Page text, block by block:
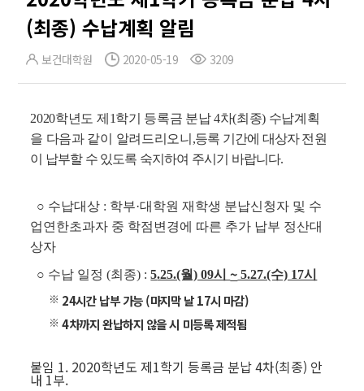
(최종) 수납계획 알림
보건대학원 2020-05-19 3209
2020학년도 제1학기 등록금 분납 4차(최종) 수납계획
을 다음과 같이 알려드리오니,등록 기간에 대상자 전원
이 납부할 수 있도록 숙지하여 주시기 바랍니다.
○ 수납대상 : 학부·대학원 재학생 분납신청자 및 수
업연한초과자 중 학점변경에 따른 추가 납부 정산대
상자
○ 수납 일정 (최종) :5.25.(월) 09시~ 5.27.(수) 17시
※ 24시간 납부 가능 (마지막 날 17시 마감)
※ 4차까지 완납하지 않을 시 미등록 제적됨
붙임 1. 2020학년도 제1학기 등록금 분납 4차(최종) 안
내 1부.